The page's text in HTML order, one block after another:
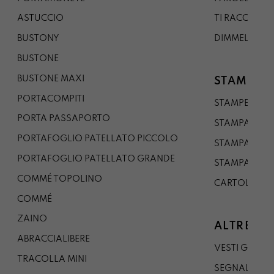
ASTUCCIO
BUSTONY
BUSTONE
BUSTONE MAXI
PORTACOMPITI
PORTA PASSAPORTO
PORTAFOGLIO PATELLATO PICCOLO
PORTAFOGLIO PATELLATO GRANDE
COMMÉ TOPOLINO
COMMÉ
ZAINO
ABRACCIALIBERE
TRACOLLA MINI
TI
DIMMELO
STAMPE
STAMPE A5
STAMPA A3
STAMPA A1
STAMPA A0
CARTOLINA
ALTRE
VESTI
SEGNALIBRO